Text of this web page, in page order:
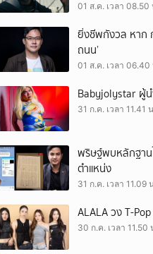
01 ส.ค. เวลา 08.50
ยิ่งชีพกังวล หาก
ถนน’
01 ส.ค. เวลา 06.40
Babyjolystar ผู้
31 ก.ค. เวลา 11.41
พริษฐ์พบหลักฐาน
ตำแหน่ง
31 ก.ค. เวลา 11.09
ALALA วง T-
30 ก.ค. เวลา 11.50